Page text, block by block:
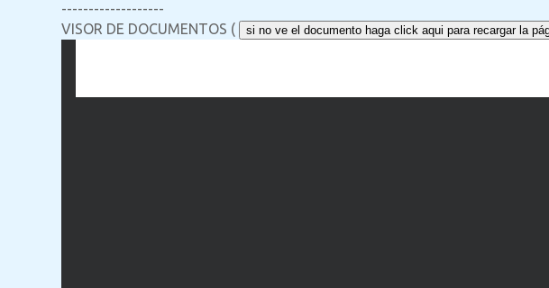
-------------------
VISOR DE DOCUMENTOS (
si no ve el documento haga click aqui para recargar la